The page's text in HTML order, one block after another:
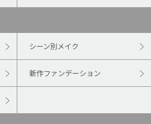
シーン別メイク
新作ファンデーション